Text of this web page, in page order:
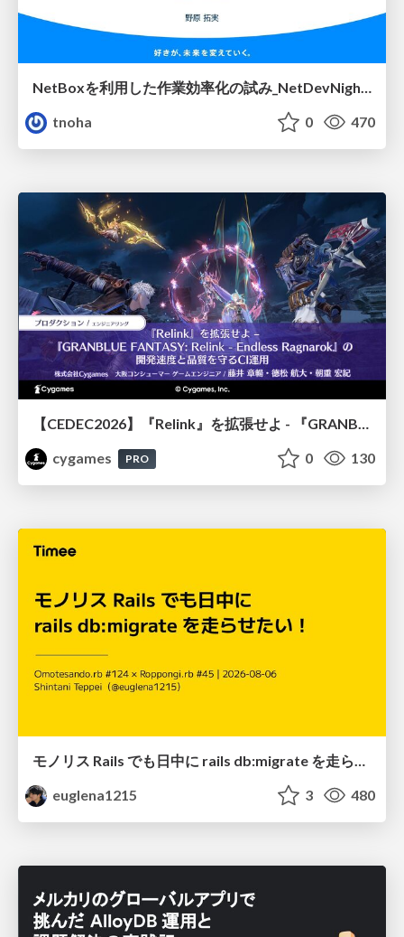
NetBoxを利用した作業効率化の試み_NetDevNight4
tnoha
0 470
【CEDEC2026】『Relink』を拡張せよ - 『GRANBLUE FANTASY: Relink - Endless Ragnarok』の開発速度と品質を守るCI運用
cygames
PRO 0 130
euglena1215
3 480